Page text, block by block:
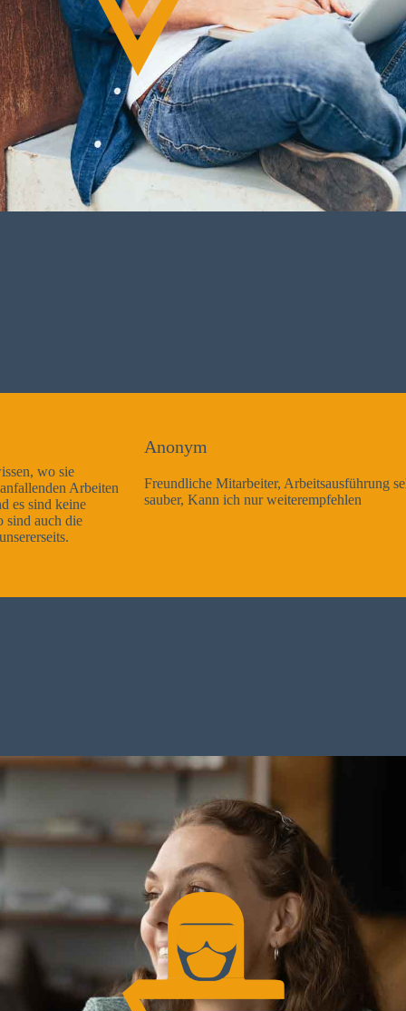
Freundliche Mitarbeiter, Arbeitsausführung sehr gut und sehr
sauber, Kann ich nur weiterempfehlen